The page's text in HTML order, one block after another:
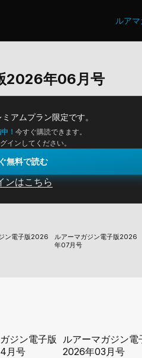
ルア
2026年06月号
ミアムプラン限定です。
！今すぐ購読できます。
インしてください。
無料で読む
ンはこちら
ン電子版2026
ルアーマガジン電子版2026
年07月号
ジン電子版
月号
ルアーマガジン電
2026年03月号